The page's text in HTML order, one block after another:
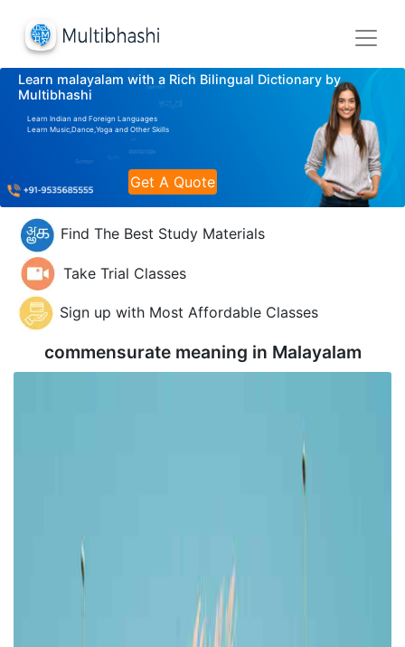
Learn malayalam with a Rich Bilingual Dictionary by
Multibhashi
Learn Indian and Foreign Languages
Learn Music,Dance,Yoga and Other Skills
Get A Quote
Find The Best Study Materials
Take Trial Classes
Sign up with Most Affordable Classes
commensurate meaning in Malayalam